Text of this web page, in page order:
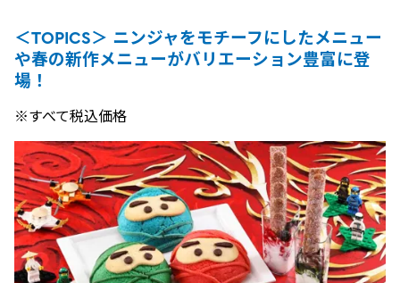
＜TOPICS＞ ニンジャをモチーフにしたメニュー
や春の新作メニューがバリエーション豊富に登
場！
※すべて税込価格